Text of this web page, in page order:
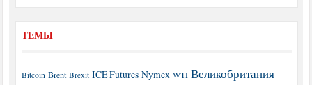
ТЕМЫ
Bitcoin Brent Brexit ICE Futures Nymex WTI Великобритания